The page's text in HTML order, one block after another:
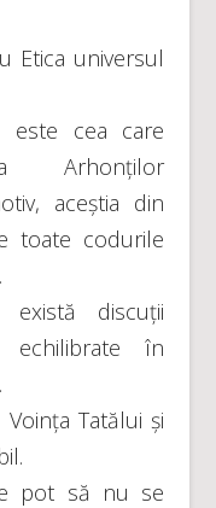
Etica universul
este cea care
Arhonților
aceștia din
toate codurile
discuții
echilibrate în
Tatălui și
pot să nu se